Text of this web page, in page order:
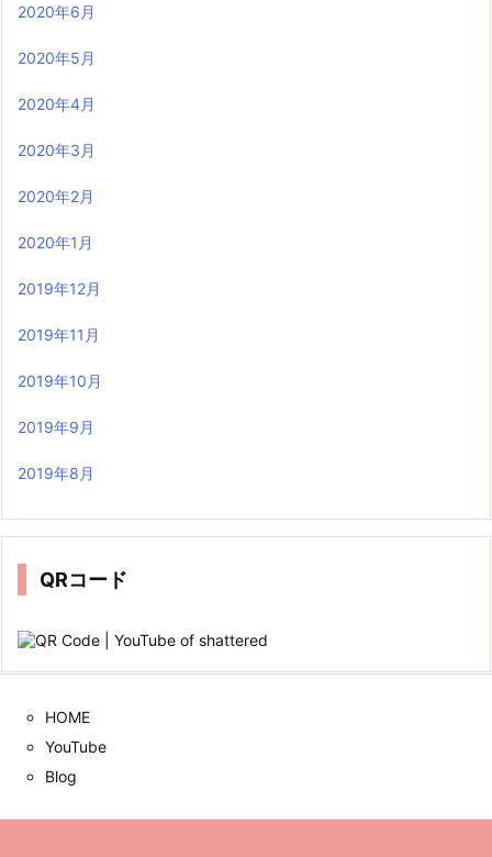
2020年6月
2020年5月
2020年4月
2020年3月
2020年2月
2020年1月
2019年12月
2019年11月
2019年10月
2019年9月
2019年8月
QRコード
HOME
YouTube
Blog